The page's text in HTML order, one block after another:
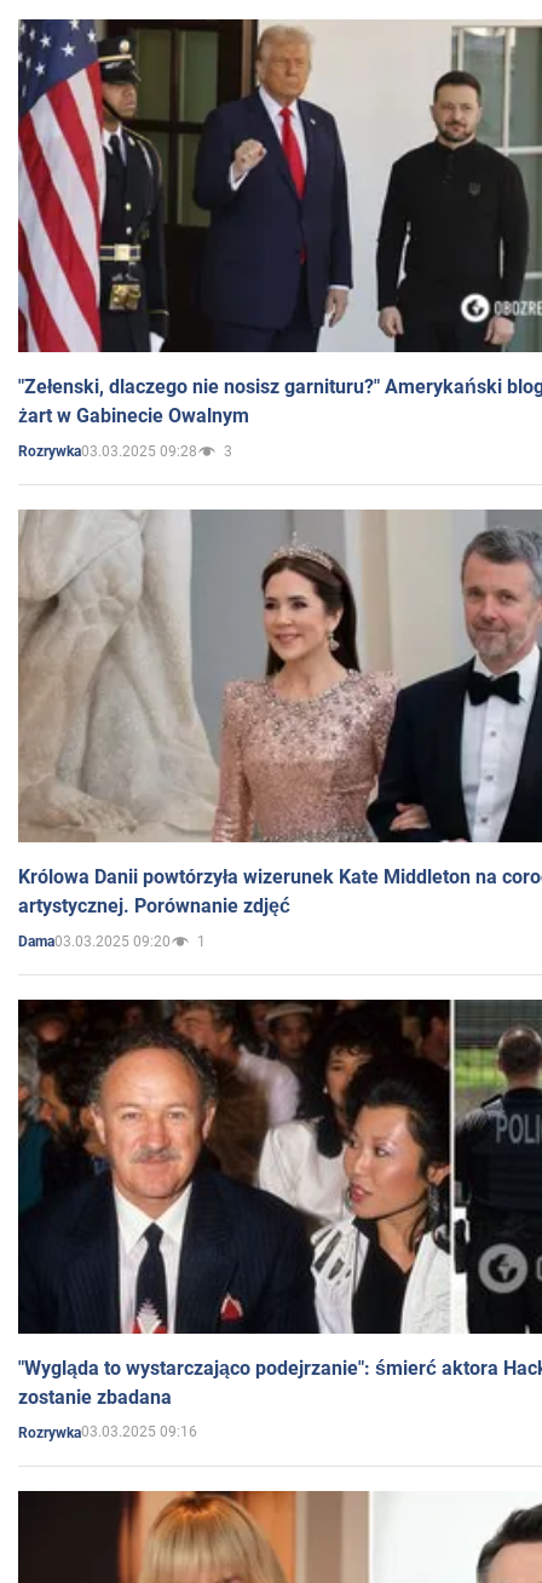
"Zełenski, dlaczego nie nosisz garnituru?" Amerykański
żart w Gabinecie Owalnym
Rozrywka03.03.2025 09:28 3
Królowa Danii powtórzyła wizerunek Kate Middleton na
artystycznej. Porównanie zdjęć
Dama03.03.2025 09:20 1
"Wygląda to wystarczająco podejrzanie": śmierć aktora
zostanie zbadana
Rozrywka03.03.2025 09:16